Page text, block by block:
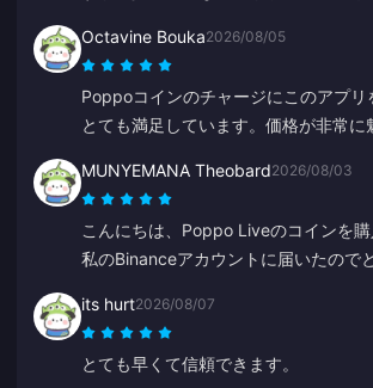
す。
Octavine Bouka2026/08/05
Poppoコインのチャージにこのアプリ
とても満足しています。価格が非常に
す、ありがとうございました。
MUNYEMANA Theobard2026/08/03
こんにちは、Poppo Liveのコインを
私のBinanceアカウントに届いたので
ありがとうございました、これからも
い。
its hurt2026/08/07
とても早くて信頼できます。